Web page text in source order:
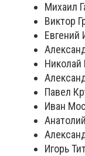
Михаил
Виктор
Евгений
Николай
Павел
Иван
Игорь